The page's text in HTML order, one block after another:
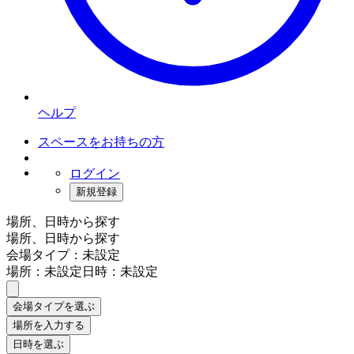
ヘルプ
スペースをお持ちの方
ログイン
新規登録
場所、日時から探す
場所、日時から探す
会場タイプ：未設定
場所：未設定日時：未設定
会場タイプを選ぶ
場所を入力する
日時を選ぶ